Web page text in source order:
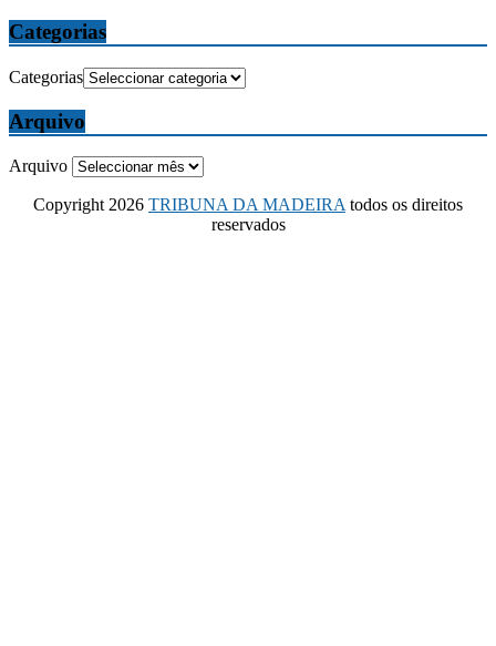
Categorias
Categorias
Arquivo
Arquivo
Copyright 2026 TRIBUNA DA MADEIRA todos os direitos
reservados